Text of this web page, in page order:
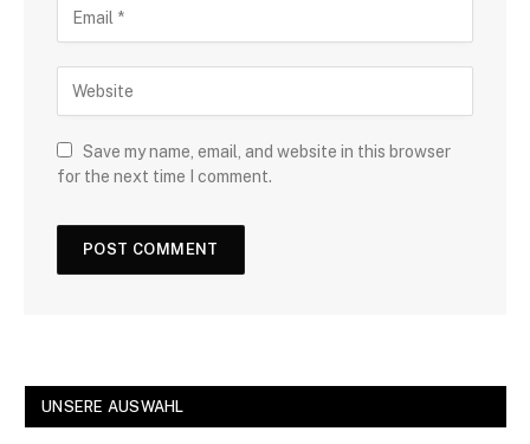
Save my name, email, and website in this browser
for the next time I comment.
UNSERE AUSWAHL